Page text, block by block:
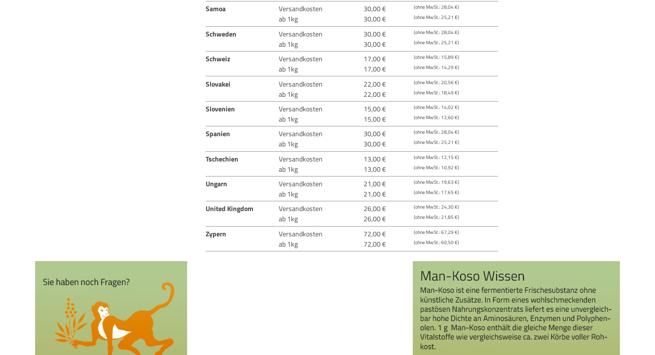
Samoa Versandkosten 30,00 € (ohne MwSt.: 28,04 €)
ab 1kg 30,00 € (ohne MwSt.: 25,21 €)
Schweden Versandkosten 30,00 € (ohne MwSt.: 28,04 €)
ab 1kg 30,00 € (ohne MwSt.: 25,21 €)
Schweiz Versandkosten 17,00 € (ohne MwSt.: 15,89 €)
ab 1kg 17,00 € (ohne MwSt.: 14,29 €)
Slovakei Versandkosten 22,00 € (ohne MwSt.: 20,56 €)
ab 1kg 22,00 € (ohne MwSt.: 18,49 €)
Slovenien Versandkosten 15,00 € (ohne MwSt.: 14,02 €)
ab 1kg 15,00 € (ohne MwSt.: 12,60 €)
Spanien Versandkosten 30,00 € (ohne MwSt.: 28,04 €)
ab 1kg 30,00 € (ohne MwSt.: 25,21 €)
Tschechien Versandkosten 13,00 € (ohne MwSt.: 12,15 €)
ab 1kg 13,00 € (ohne MwSt.: 10,92 €)
Ungarn Versandkosten 21,00 € (ohne MwSt.: 19,63 €)
ab 1kg 21,00 € (ohne MwSt.: 17,65 €)
United Kingdom Versandkosten 26,00 € (ohne MwSt.: 24,30 €)
ab 1kg 26,00 € (ohne MwSt.: 21,85 €)
Zypern Versandkosten 72,00 € (ohne MwSt.: 67,29 €)
ab 1kg 72,00 € (ohne MwSt.: 60,50 €)